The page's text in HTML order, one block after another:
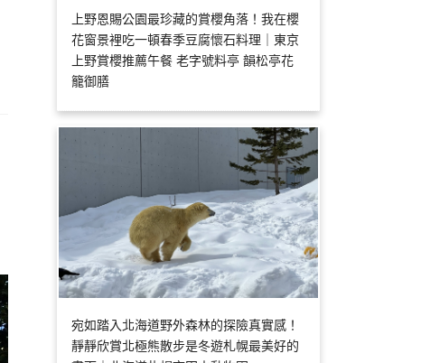
上野恩賜公園最珍藏的賞櫻角落！我在櫻
花窗景裡吃一頓春季豆腐懷石料理｜東京
上野賞櫻推薦午餐 老字號料亭 韻松亭花
籠御膳
宛如踏入北海道野外森林的探險真實感！
靜靜欣賞北極熊散步是冬遊札幌最美好的